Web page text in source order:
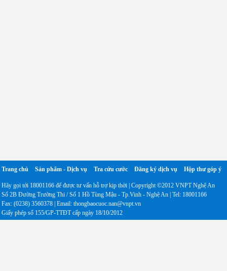
Trang chủ Sản phẩm - Dịch vụ Tra cứu cước Đăng ký dịch vụ Hộp thư góp ý
Hãy gọi tới 18001166 để được tư vấn hỗ trợ kịp thời | Copyright ©2012 VNPT Nghệ An
Số 2B Đường Trường Thi / Số 1 Hồ Tùng Mậu - Tp.Vinh - Nghệ An | Tel: 18001166
Fax: (0238) 3560378 | Email: thongbaocuoc.nan@vnpt.vn
Giấy phép số 155/GP-TTĐT cấp ngày 18/10/2012